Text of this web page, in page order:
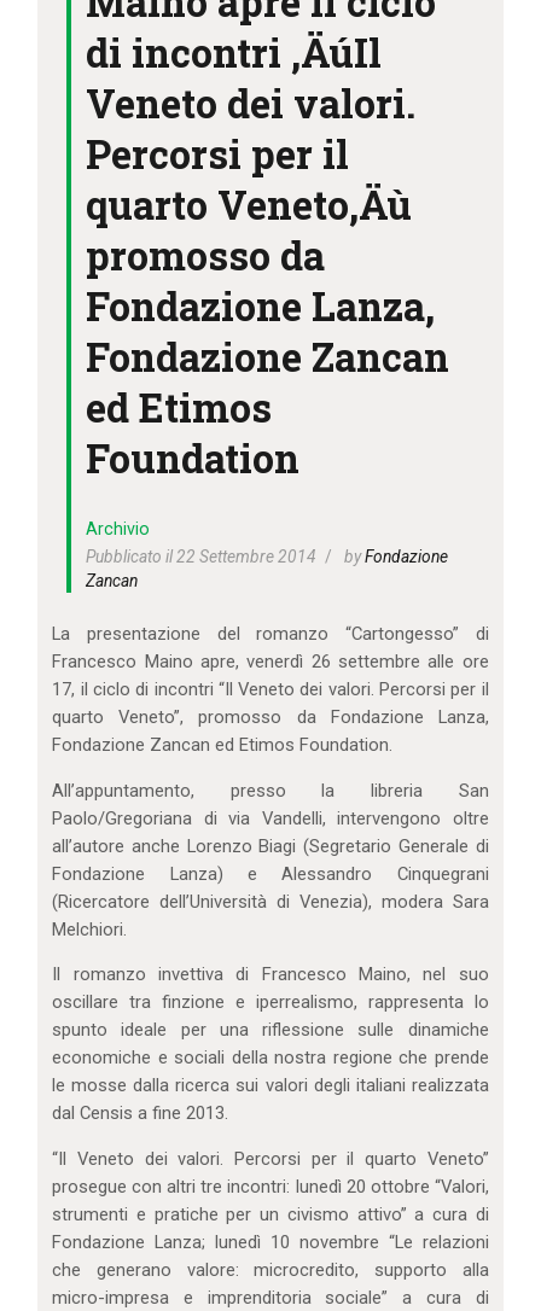
IL MIO ACCOUNT
CARRELLO
di incontri ‚ÄúIl
Veneto dei valori.
Percorsi per il
quarto Veneto‚Äù
promosso da
Fondazione Lanza,
Fondazione Zancan
ed Etimos
Foundation
Archivio
Pubblicato il 22 Settembre 2014
byFondazione
Zancan
La presentazione del romanzo “Cartongesso” di
Francesco Maino apre, venerdì 26 settembre alle ore
17, il ciclo di incontri “Il Veneto dei valori. Percorsi per il
quarto Veneto”, promosso da Fondazione Lanza,
Fondazione Zancan ed Etimos Foundation.
All’appuntamento, presso la libreria San
Paolo/Gregoriana di via Vandelli, intervengono oltre
all’autore anche Lorenzo Biagi (Segretario Generale di
Fondazione Lanza) e Alessandro Cinquegrani
(Ricercatore dell’Università di Venezia), modera Sara
Melchiori.
Il romanzo invettiva di Francesco Maino, nel suo
oscillare tra finzione e iperrealismo, rappresenta lo
spunto ideale per una riflessione sulle dinamiche
economiche e sociali della nostra regione che prende
le mosse dalla ricerca sui valori degli italiani realizzata
dal Censis a fine 2013.
“Il Veneto dei valori. Percorsi per il quarto Veneto”
prosegue con altri tre incontri: lunedì 20 ottobre “Valori,
strumenti e pratiche per un civismo attivo” a cura di
Fondazione Lanza; lunedì 10 novembre “Le relazioni
che generano valore: microcredito, supporto alla
micro-impresa e imprenditoria sociale” a cura di